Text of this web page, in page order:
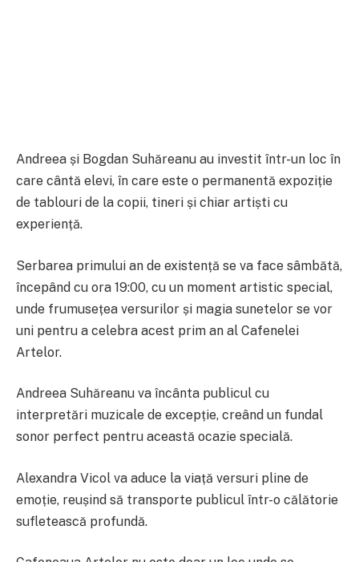
Andreea și Bogdan Suhăreanu au investit într-un loc în
care cântă elevi, în care este o permanentă expoziție
de tablouri de la copii, tineri și chiar artiști cu
experiență.
Serbarea primului an de existență se va face sâmbătă,
începând cu ora 19:00, cu un moment artistic special,
unde frumusețea versurilor și magia sunetelor se vor
uni pentru a celebra acest prim an al Cafenelei
Artelor.
Andreea Suhăreanu va încânta publicul cu
interpretări muzicale de excepție, creând un fundal
sonor perfect pentru această ocazie specială.
Alexandra Vicol va aduce la viață versuri pline de
emoție, reușind să transporte publicul într-o călătorie
sufletească profundă.